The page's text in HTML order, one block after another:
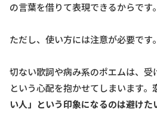
の言葉を借りて表現できるからです。
ただし、使い方には注意が必要です。
切ない歌詞や病み系のポエムは、受
という心配を抱かせてしまいます。
い人」という印象になるのは避けた